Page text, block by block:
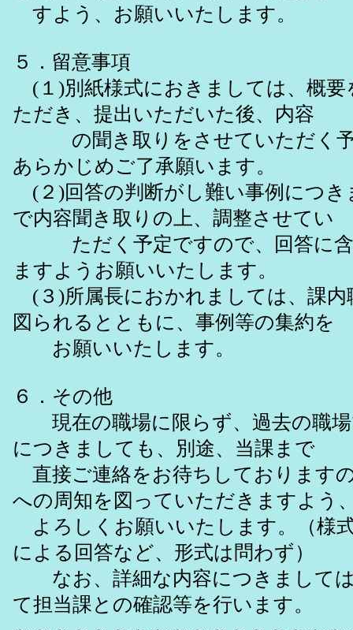
すよう、お願いいたします。
５．留意事項
(１)別紙様式におきましては、概要
ただき、提出いただいた後、内容
の聞き取りをさせていただく予
あらかじめご了承願います。
(２)回答の判断がし難い事例につき
で内容聞き取りの上、調整させてい
ただく予定ですので、回答に含
ますようお願いいたします。
(３)所属長におかれましては、課内
図られるとともに、事例等の集約を
お願いいたします。
６．その他
現在の職場に限らず、過去の職場
につきましても、別途、当課まで
直接ご連絡をお待ちしております
への周知を図っていただきますよう
よろしくお願いいたします。（様
による回答など、形式は問わず）
なお、詳細な内容につきまして
て担当課との確認等を行います。